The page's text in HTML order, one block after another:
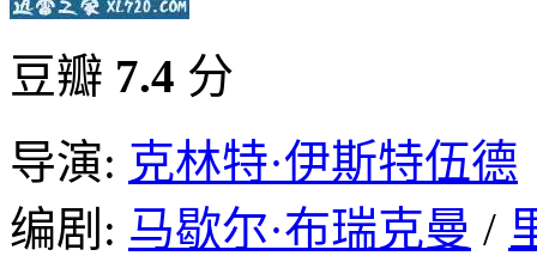
豆瓣 7.4 分
导演: 克林特·伊斯特伍德
编剧: 马歇尔·布瑞克曼 /